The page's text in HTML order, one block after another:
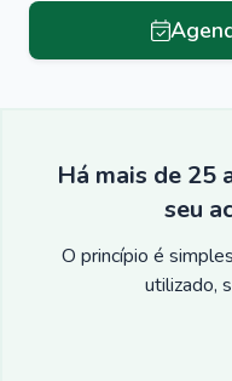
Há mais de 25
seu
O princípio é
utilizado,